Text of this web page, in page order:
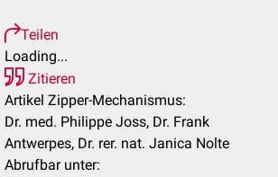
Teilen
Loading...
Zitieren
Artikel Zipper-Mechanismus:
Dr. med. Philippe Joss, Dr. Frank
Antwerpes, Dr. rer. nat. Janica Nolte
Abrufbar unter: